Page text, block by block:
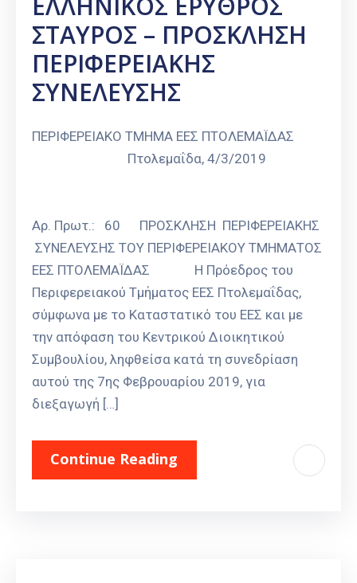
ΣΤΑΥΡΟΣ – ΠΡΟΣΚΛΗΣΗ
ΠΕΡΙΦΕΡΕΙΑΚΗΣ
ΣΥΝΕΛΕΥΣΗΣ
ΠΕΡΙΦΕΡΕΙΑΚΟ ΤΜΗΜΑ ΕΕΣ ΠΤΟΛΕΜΑΪΔΑΣ
Πτολεμαΐδα, 4/3/2019
Αρ. Πρωτ.: 60 ΠΡΟΣΚΛΗΣΗ ΠΕΡΙΦΕΡΕΙΑΚΗΣ
ΣΥΝΕΛΕΥΣΗΣ ΤΟΥ ΠΕΡΙΦΕΡΕΙΑΚΟΥ ΤΜΗΜΑΤΟΣ
ΕΕΣ ΠΤΟΛΕΜΑΪΔΑΣ Η Πρόεδρος του
Περιφερειακού Τμήματος ΕΕΣ Πτολεμαΐδας,
σύμφωνα με το Καταστατικό του ΕΕΣ και με
την απόφαση του Κεντρικού Διοικητικού
Συμβουλίου, ληφθείσα κατά τη συνεδρίαση
αυτού της 7ης Φεβρουαρίου 2019, για
διεξαγωγή […]
Continue Reading